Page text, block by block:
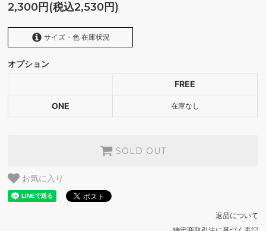
2,300円(税込2,530円)
サイズ・色 在庫状況
ONE
SOLD OUT
オプション
FREE
ONE 在庫なし
SOLD OUT
お気に入り
返品について